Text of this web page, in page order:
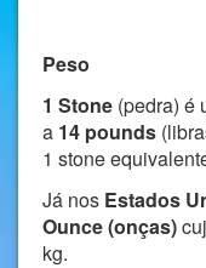
Peso
1 Stone (pedra) é
a 14 pounds
1 stone
Já nos Estados
Ounce (onças)
kg.